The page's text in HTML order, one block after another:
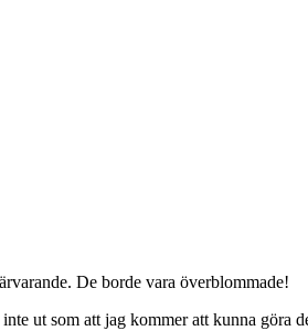
De borde vara överblommade!
ut som att jag kommer att kunna göra